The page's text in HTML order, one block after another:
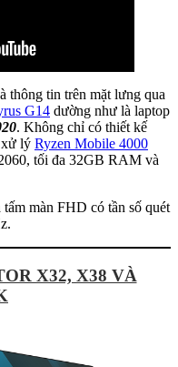
thông tin trên mặt lưng qua
G14 dường như là laptop
. Không chỉ có thiết kế
xử lý Ryzen Mobile 4000
tối đa 32GB RAM và
màn FHD có tần số quét
X32, X38 VÀ